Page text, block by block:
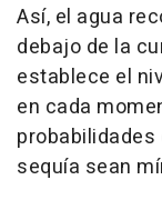
Así, el agua
debajo de la
establece el
en cada
sequía sean